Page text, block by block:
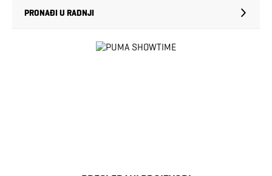
PRONAĐI U RADNJI